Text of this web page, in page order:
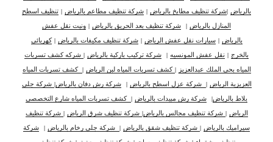
بالرياض |شركة تنظيف مطابخ بالرياض | شركة تنظيف مطاعم بالرياض | تنظيف اسطح
المنازل بالرياض | شركة تنظيف بعد الحريق بالرياض | ونيت نقل عفش
بالرياض |سيارات نقل عفش الرياض |شركة تنظيف مكيفات بالرياض |كهربائي
بالخرج | نقل عفش المونسيه | شركة تركيب باركية بالرياض | شركه كشف تسربات
المياه بحي الملك عبدالعزيز | كشف تسربات المياه لبن الرياض | كشف تسربات المياه
العزيزية الرياض | شركة عزل اسطح بالرياض |شركة رش دفان بالرياض| شركة جلي
بلاط بالرياض| شركة رش مبيدات بالرياض | كشف تسربات المياه شارع التخصصي
الرياض | شركة تنظيف مجالس بالرياض| شركة تنظيف شرق الرياض | شركة تنظيف
سيراميك بالرياض | شركة تنظيف شقق بالرياض | شركة جلى رخام بالرياض | شركة